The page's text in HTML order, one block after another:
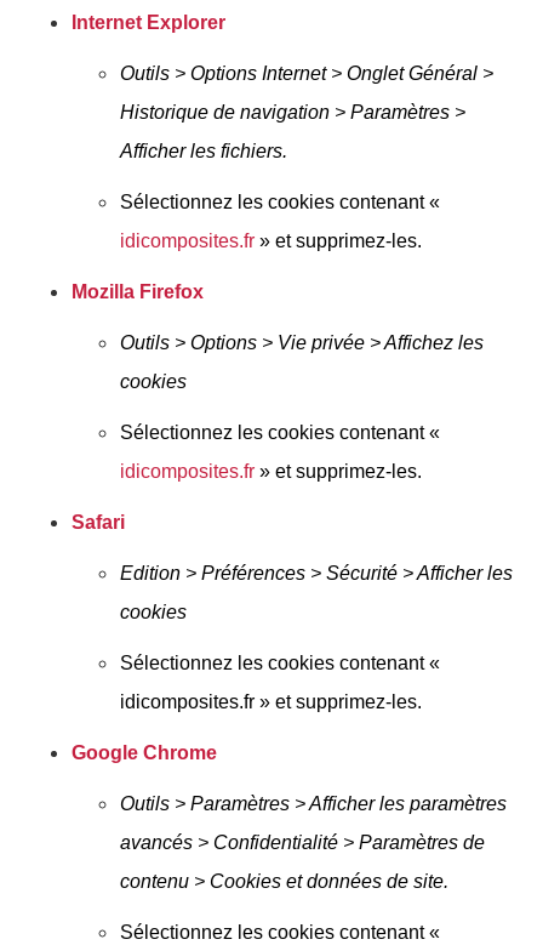
Internet Explorer
Outils > Options Internet > Onglet Général >
Historique de navigation > Paramètres >
Afficher les fichiers.
Sélectionnez les cookies contenant «
idicomposites.fr » et supprimez-les.
Mozilla Firefox
Outils > Options > Vie privée > Affichez les
cookies
Sélectionnez les cookies contenant «
idicomposites.fr » et supprimez-les.
Safari
Edition > Préférences > Sécurité > Afficher les
cookies
Sélectionnez les cookies contenant «
idicomposites.fr » et supprimez-les.
Google Chrome
Outils > Paramètres > Afficher les paramètres
avancés > Confidentialité > Paramètres de
contenu > Cookies et données de site.
Sélectionnez les cookies contenant «